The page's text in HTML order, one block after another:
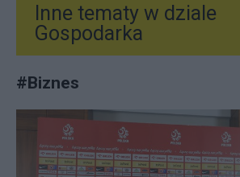
Inne tematy w dziale
Gospodarka
#Biznes